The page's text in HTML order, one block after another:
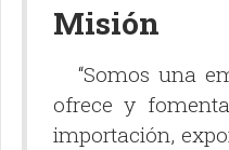
Misión
“Somos una
ofrece y
importación,